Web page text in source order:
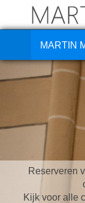
MARTIN
Reserveren
Kijk voor alle